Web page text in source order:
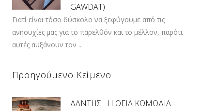
GAWDAT)
Γιατί είναι τόσο δύσκολο να ξεφύγουμε από τις
ανησυχίες μας για το παρελθόν και το μέλλον, παρότι
αυτές αυξάνουν τον ...
Προηγούμενο Κείμενο
ΔΑΝΤΗΣ - Η ΘΕΙΑ ΚΩΜΩΔΙΑ